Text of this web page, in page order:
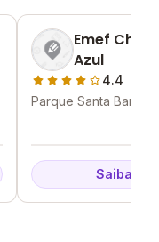
Emef
Azul
4.4
Parque Santa
Saiba